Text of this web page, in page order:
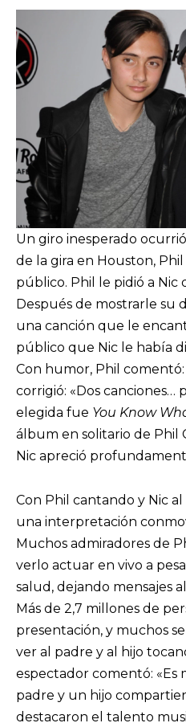
Un giro inesperado
de la gira en Houston,
público. Phil le pidió a Nic
Después de mostrarle su
una canción que le
público que Nic le había
Con humor, Phil comentó:
corrigió: «Dos canciones…
elegida fue You Know
álbum en solitario de Phil
Nic apreció
Con Phil cantando y Nic
una interpretación
Muchos admiradores de
verlo actuar en vivo a
salud, dejando mensajes
Más de 2,7 millones de
presentación, y muchos
ver al padre y al hijo
espectador comentó: «Es
padre y un hijo
destacaron el talento